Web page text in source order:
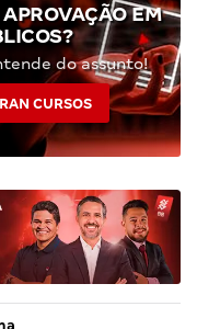
EM
do assunto!
CURSOS